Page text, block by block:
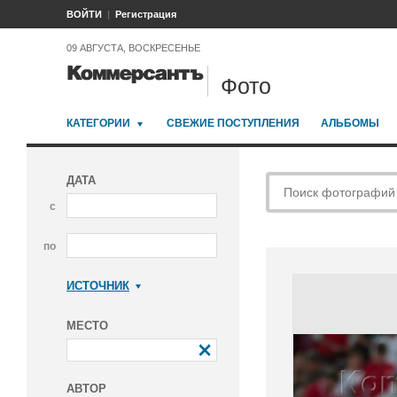
ВОЙТИ Регистрация
09 АВГУСТА, ВОСКРЕСЕНЬЕ
Фото
КАТЕГОРИИ СВЕЖИЕ ПОСТУПЛЕНИЯ АЛЬБОМЫ
ДАТА
с
по
ИСТОЧНИК
МЕСТО
АВТОР